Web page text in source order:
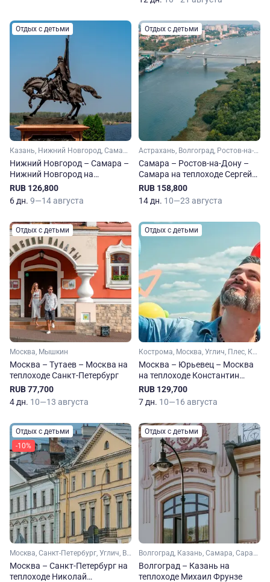
Отдых с детьми
Казань, Нижний Новгород, Самара, Тетюши, Свияжск
Нижний Новгород – Самара –
Нижний Новгород на
теплоходе Александр
Радищев
RUB 126,800
6 дн. 9—14 августа
Отдых с детьми
Астрахань, Волгоград, Ростов-на-Дону, Самара, Саратов
Самара – Ростов-на-Дону –
Самара на теплоходе Сергей
Кучкин
RUB 158,800
14 дн. 10—23 августа
Отдых с детьми
Москва, Мышкин
Москва – Тутаев – Москва на
теплоходе Санкт-Петербург
RUB 77,700
4 дн. 10—13 августа
Отдых с детьми
Кострома, Москва, Углич, Плес, Кинешма, Мышкин, Юрьевец
Москва – Юрьевец – Москва
на теплоходе Константин
Коротков
RUB 129,700
7 дн. 10—16 августа
Отдых с детьми
-10%
Москва, Санкт-Петербург, Углич, Верхние Мандроги
Москва – Санкт-Петербург на
теплоходе Николай
Отдых с детьми
Волгоград, Казань, Самара, Саратов
Волгоград – Казань на
теплоходе Михаил Фрунзе